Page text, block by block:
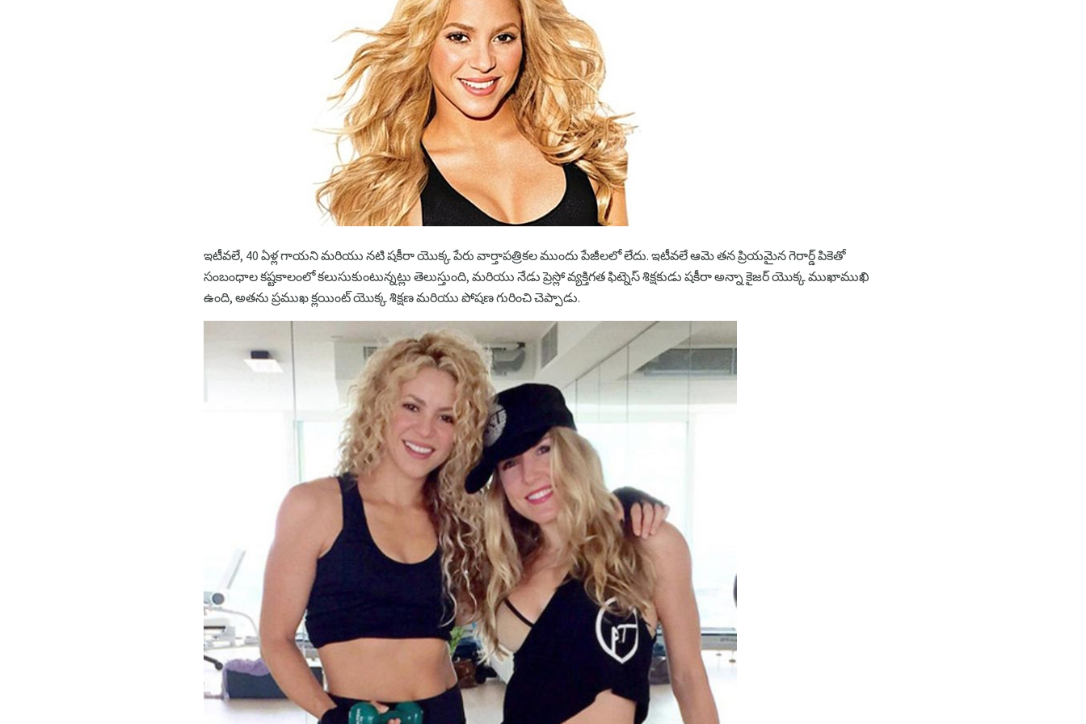
ఇటీవలే, 40 ఏళ్ల గాయని మరియు నటి షకీరా యొక్క పేరు వార్తాపత్రికల ముందు పేజీలలో లేదు. ఇటీవలే ఆమె తన ప్రియమైన గెరార్డ్ పికెతో
సంబంధాల కష్టకాలంలో కలుసుకుంటున్నట్లు తెలుస్తుంది, మరియు నేడు ప్రెస్లో వ్యక్తిగత ఫిట్నెస్ శిక్షకుడు షకీరా అన్నా కైజర్ యొక్క ముఖాముఖి
ఉంది, అతను ప్రముఖ క్లయింట్ యొక్క శిక్షణ మరియు పోషణ గురించి చెప్పాడు.